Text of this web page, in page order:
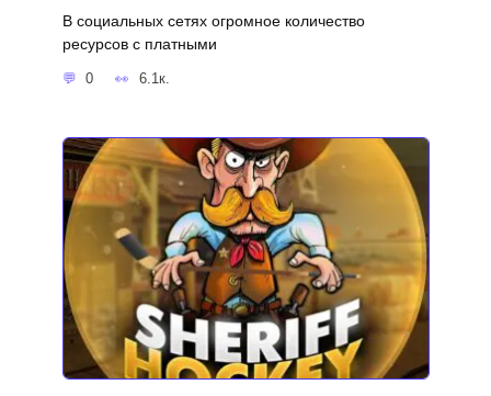
В социальных сетях огромное количество
ресурсов с платными
0 6.1к.